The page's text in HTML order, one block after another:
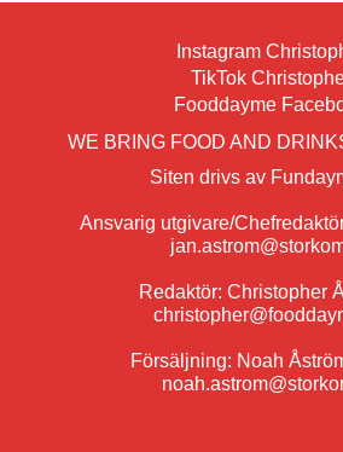
Instagram
TikTok
Fooddayme
WE BRING FOOD AND
Siten drivs av
Ansvarig utgivare/
Redaktör: Christopher
Försäljning: Noah